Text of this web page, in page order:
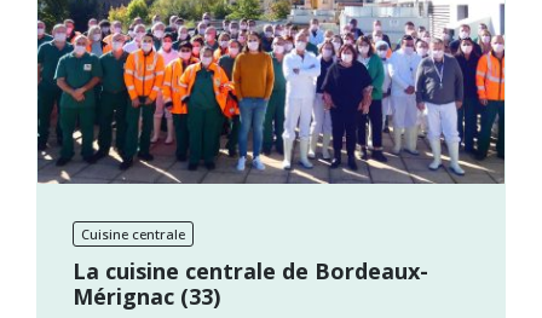
Cuisine centrale
La cuisine centrale de Bordeaux-
Mérignac (33)